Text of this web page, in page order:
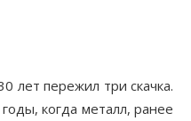
лет пережил три скачка.
когда металл, ранее